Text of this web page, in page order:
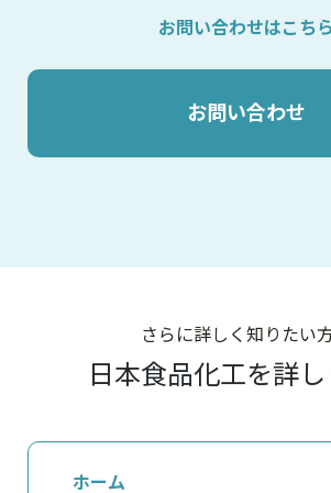
お問い合わせはこちら
お問い合わせ
さらに詳しく知りたい
日本食品化工を詳
ホーム